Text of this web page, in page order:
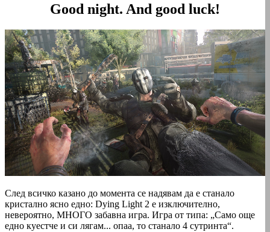
Good night. And good luck!
След всичко казано до момента се надявам да е станало
кристално ясно едно: Dying Light 2 е изключително,
невероятно, МНОГО забавна игра. Игра от типа: „Само още
едно куестче и си лягам... опаа, то станало 4 сутринта“.